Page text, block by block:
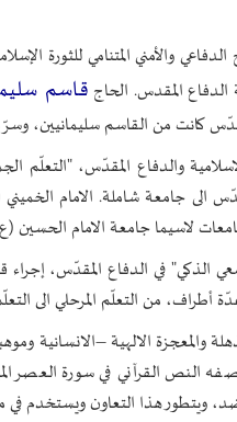
والأمني المتنامي للثورة
المقدس. الحاج قاسم
كانت من القاسم سليمانيين، وسرّ
والدفاع المقدّس، "التعلّم
الى جامعة شاملة. الامام
لاسيما جامعة الامام الحسين
الذكي" في الدفاع المقدّس، إجراء
أطراف، من التعلّم المرحلي الى
والمعجزة الالهية –الانسانية
النص القرآني في سورة العصر
ويتطور هذا التعاون ويستخدم في